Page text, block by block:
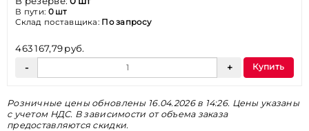
В пути: 0 шт
Склад поставщика: По запросу
463 167,79 руб.
Купить
Розничные цены обновлены 16.04.2026 в 14:26. Цены указаны
с учетом НДС. В зависимости от объема заказа
предоставляются скидки.